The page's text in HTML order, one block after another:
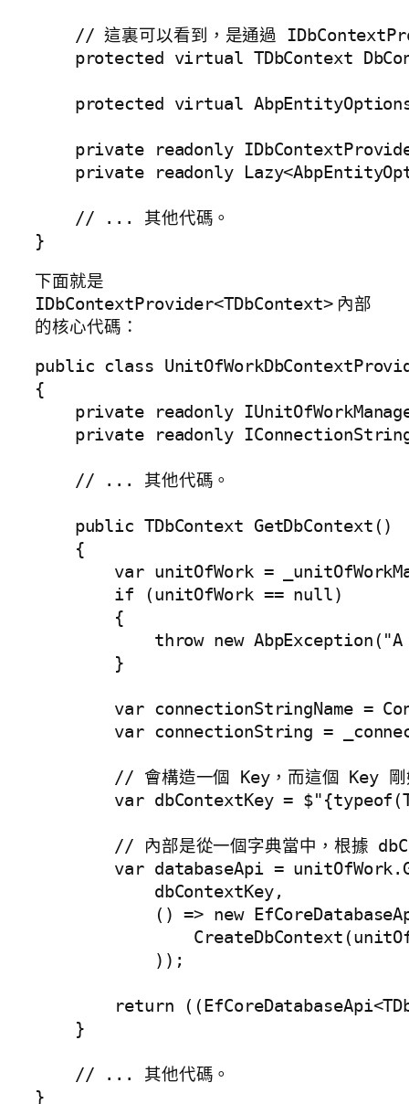
// 這裏可以看到，是通過
protected virtual TDbContext
protected virtual
private readonly
private readonly
    // ... 其他代碼。
}
下面就是
IDbContextProvider<TDbContext> 內部
的核心代碼：
public class
{
private readonly
private readonly
    // ... 其他代碼。
    public TDbContext GetDbContext()
    {
var unitOfWork =
        if (unitOfWork == null)
        {
throw new
        }
var connectionStringName =
var connectionString =
// 會構造一個 Key，而這個 Key
var dbContextKey =
// 內部是從一個字典當中，根據
var databaseApi =
            dbContextKey,
() => new
            ));
return
    }
    // ... 其他代碼。
}